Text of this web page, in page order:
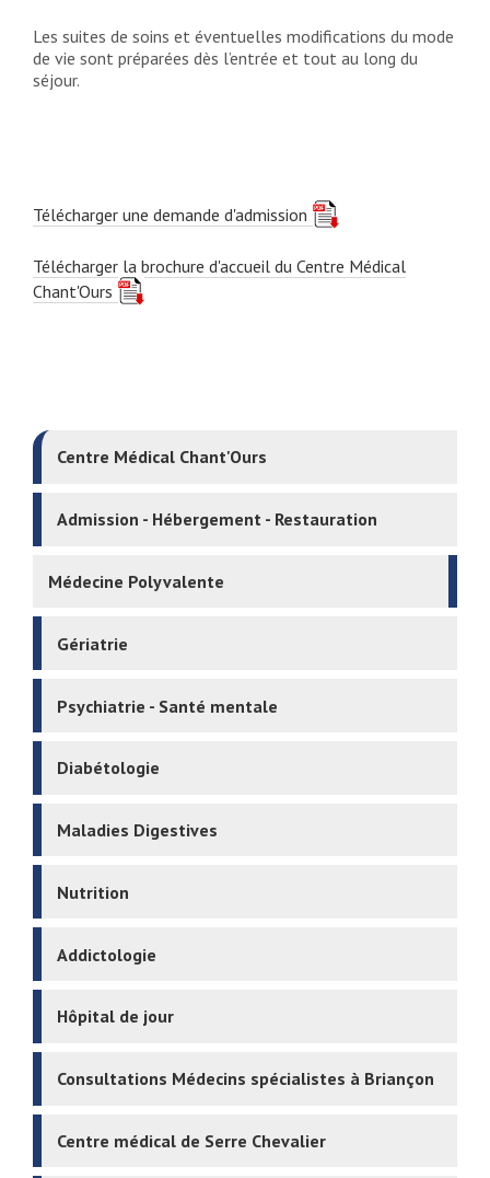
Les suites de soins et éventuelles modifications du mode
de vie sont préparées dès l’entrée et tout au long du
séjour.
Télécharger une demande d'admission
Télécharger la brochure d'accueil du Centre Médical
Chant'Ours
Centre Médical Chant'Ours
Admission - Hébergement - Restauration
Médecine Polyvalente
Gériatrie
Psychiatrie - Santé mentale
Diabétologie
Maladies Digestives
Nutrition
Addictologie
Hôpital de jour
Consultations Médecins spécialistes à Briançon
Centre médical de Serre Chevalier